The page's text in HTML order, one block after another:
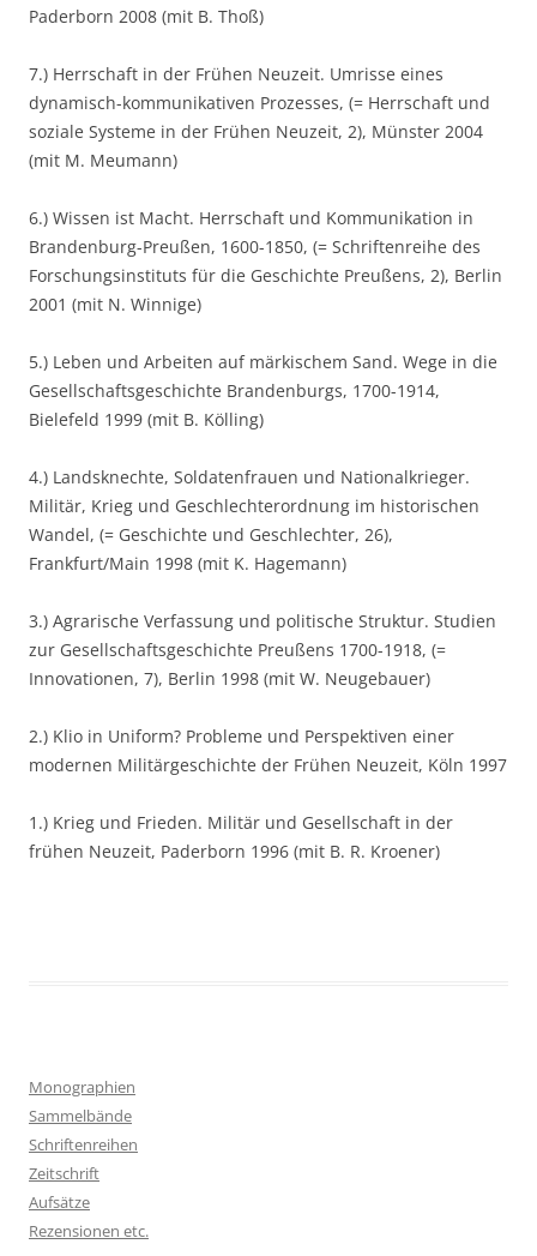
Paderborn 2008 (mit B. Thoß)
7.) Herrschaft in der Frühen Neuzeit. Umrisse eines
dynamisch-kommunikativen Prozesses, (= Herrschaft und
soziale Systeme in der Frühen Neuzeit, 2), Münster 2004
(mit M. Meumann)
6.) Wissen ist Macht. Herrschaft und Kommunikation in
Brandenburg-Preußen, 1600-1850, (= Schriftenreihe des
Forschungsinstituts für die Geschichte Preußens, 2), Berlin
2001 (mit N. Winnige)
5.) Leben und Arbeiten auf märkischem Sand. Wege in die
Gesellschaftsgeschichte Brandenburgs, 1700-1914,
Bielefeld 1999 (mit B. Kölling)
4.) Landsknechte, Soldatenfrauen und Nationalkrieger.
Militär, Krieg und Geschlechterordnung im historischen
Wandel, (= Geschichte und Geschlechter, 26),
Frankfurt/Main 1998 (mit K. Hagemann)
3.) Agrarische Verfassung und politische Struktur. Studien
zur Gesellschaftsgeschichte Preußens 1700-1918, (=
Innovationen, 7), Berlin 1998 (mit W. Neugebauer)
2.) Klio in Uniform? Probleme und Perspektiven einer
modernen Militärgeschichte der Frühen Neuzeit, Köln 1997
1.) Krieg und Frieden. Militär und Gesellschaft in der
frühen Neuzeit, Paderborn 1996 (mit B. R. Kroener)
Monographien
Sammelbände
Schriftenreihen
Zeitschrift
Aufsätze
Rezensionen etc.